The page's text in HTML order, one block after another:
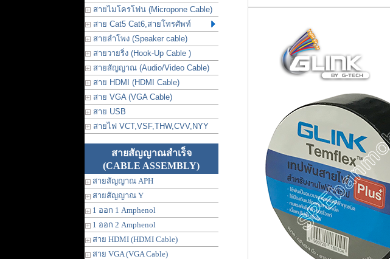
สายไมโครโฟน (Micropone Cable)
สาย Cat5 Cat6,สายโทรศัพท์
สายลำโพง (Speaker cable)
สายวายริ่ง (Hook-Up Cable )
สายสัญญาณ (Audio/Video Cable)
สาย HDMI (HDMI Cable)
สาย VGA (VGA Cable)
สาย USB
สายไฟ VCT,VSF,THW,CVV,NYY
สายสัญญาณสำเร็จ
(CABLE ASSEMBLY)
สายสัญญาณ APH
สายสัญญาณ Y
1 ออก 1 Amphenol
1 ออก 2 Amphenol
สาย HDMI (HDMI Cable)
สาย VGA (VGA Cable)